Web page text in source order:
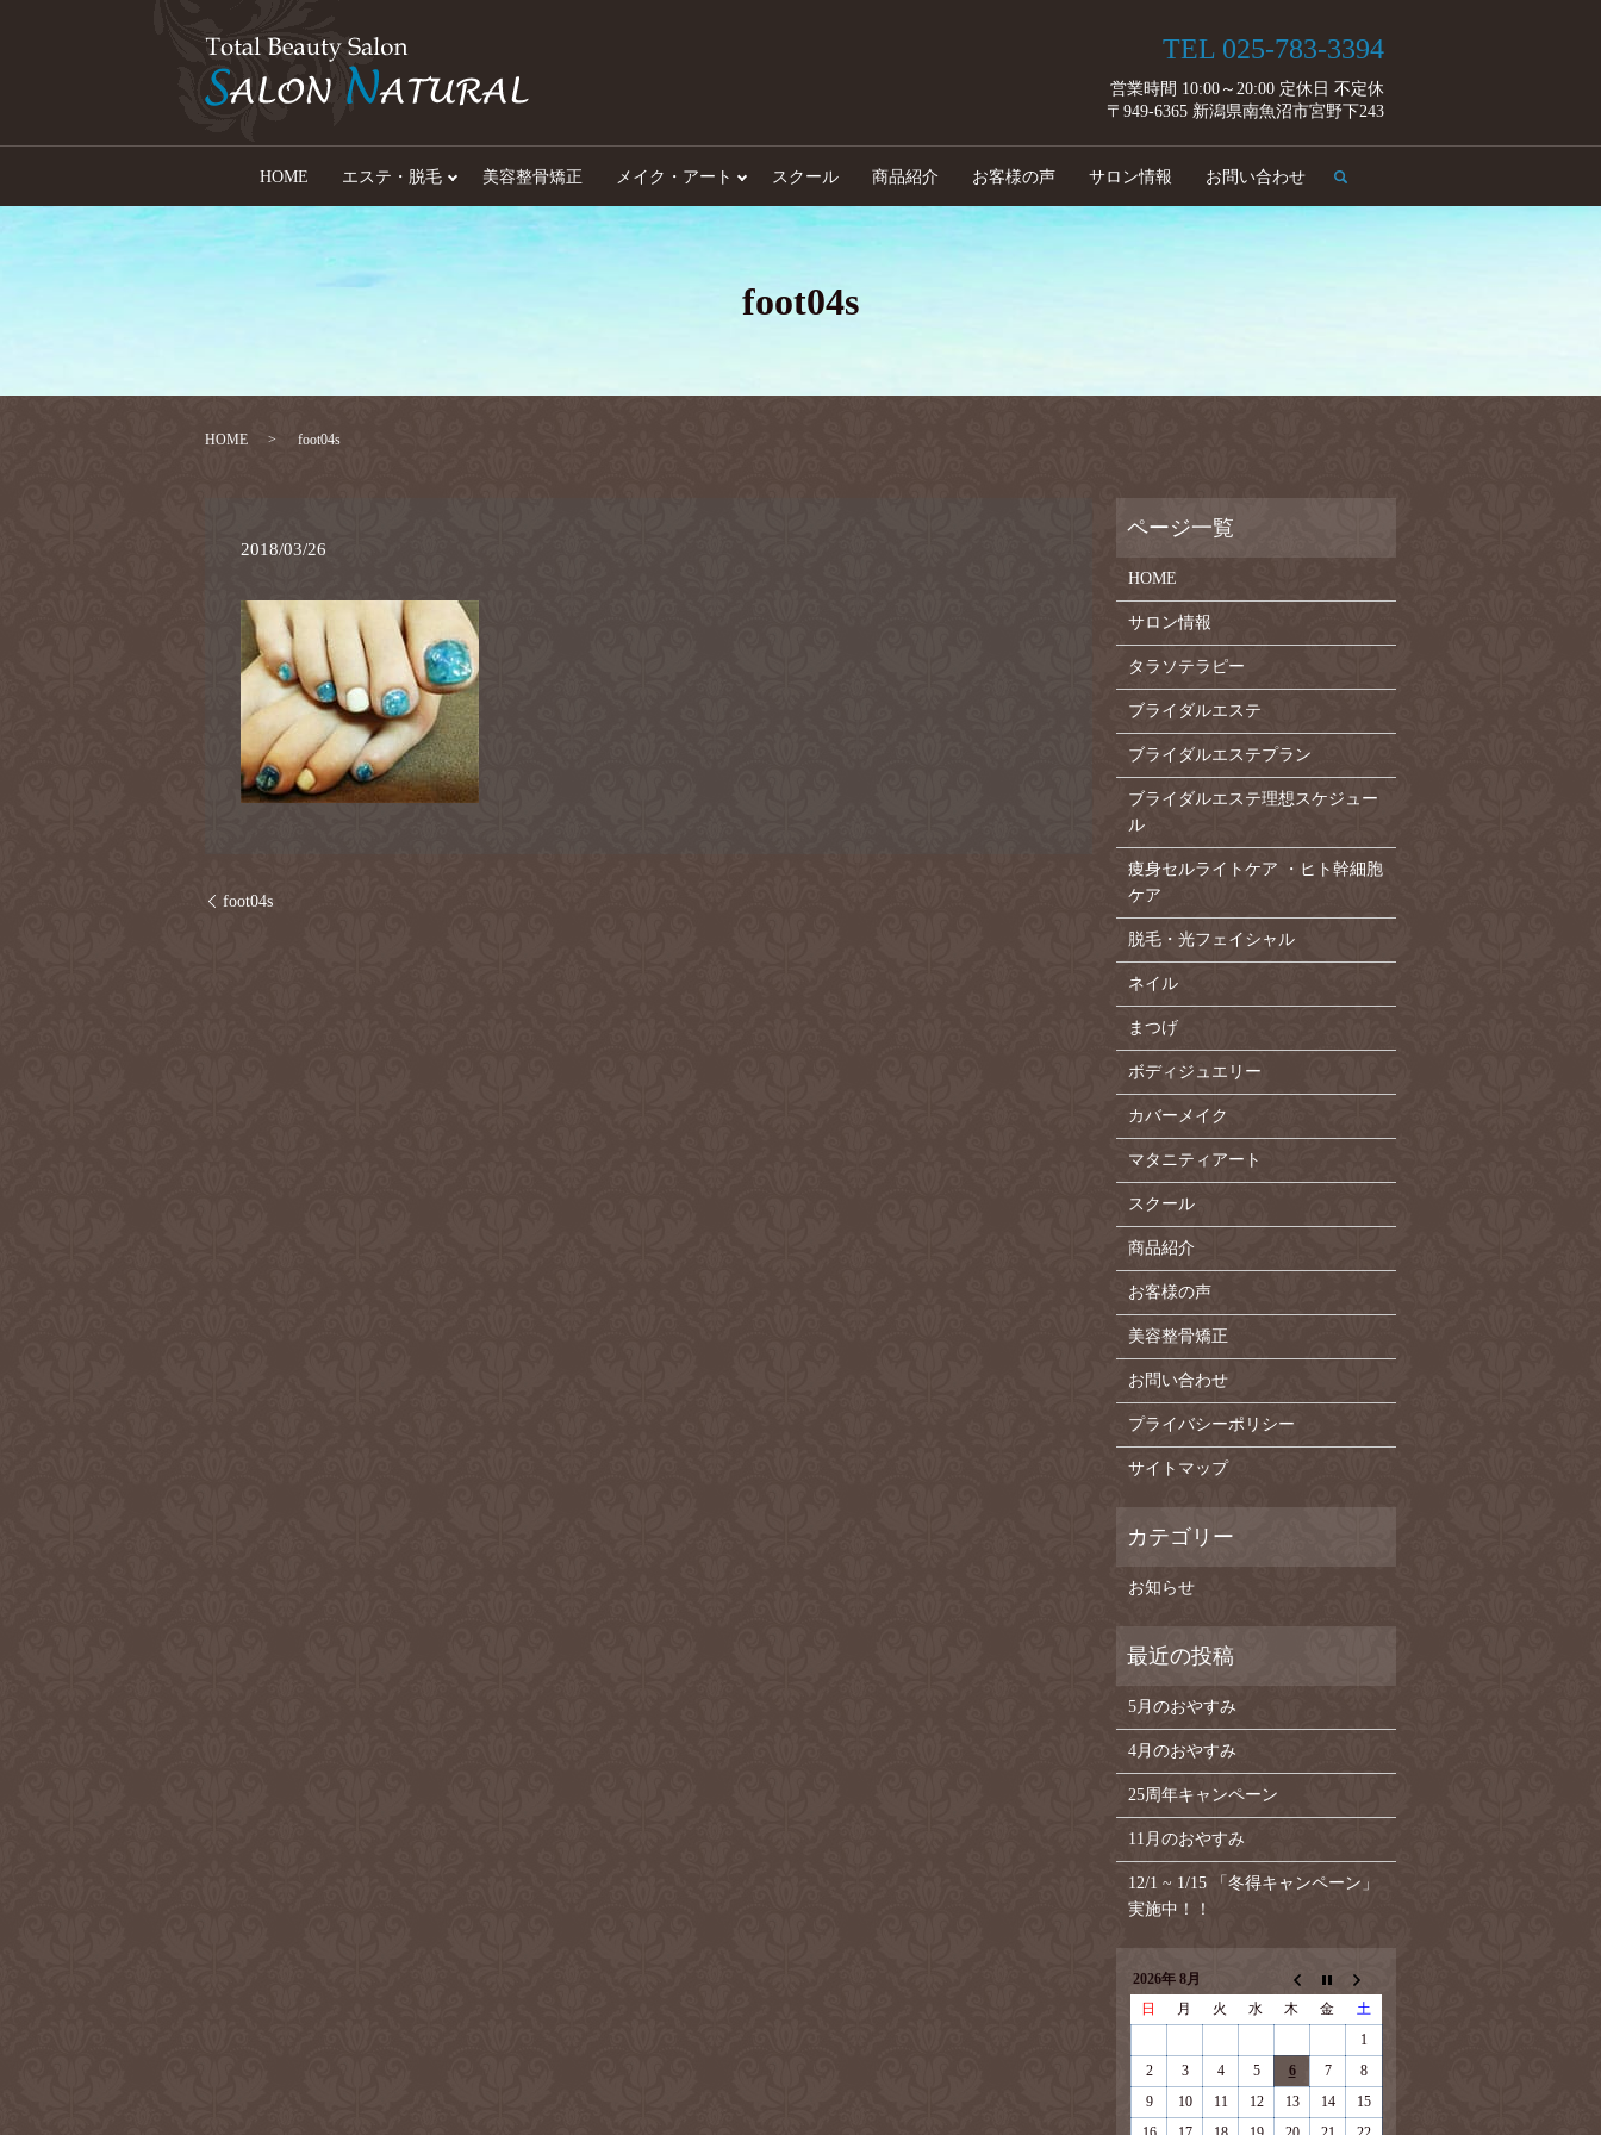
TEL 025-783-3394
営業時間 10:00～20:00 定休日 不定休
〒949-6365 新潟県南魚沼市宮野下243
HOME エステ・脱毛 美容整骨矯正 メイク・アート スクール 商品紹介 お客様の声 サロン情報 お問い合わせ search
foot04s
HOME foot04s
2018/03/26
foot04s
HOME
サロン情報
タラソテラピー
ブライダルエステ
ブライダルエステプラン
ブライダルエステ理想スケジュー
ル
痩身セルライトケア ・ヒト幹細胞
ケア
脱毛・光フェイシャル
ネイル
まつげ
ボディジュエリー
カバーメイク
マタニティアート
スクール
商品紹介
お客様の声
美容整骨矯正
お問い合わせ
プライバシーポリシー
サイトマップ
お知らせ
5月のおやすみ
4月のおやすみ
25周年キャンペーン
11月のおやすみ
12/1 ~ 1/15 「冬得キャンペーン」
実施中！！
2026年 8月
日
月 火 水 木 金
土
1
2
3 4 5 6 7
8
9
10 11 12 13 14
15